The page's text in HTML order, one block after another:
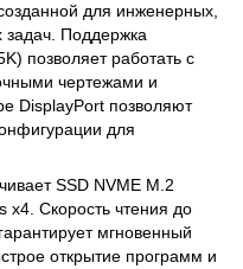
для инженерных,
задач. Поддержка
позволяет работать с
чертежами и
DisplayPort позволяют
для
SSD NVME M.2
Скорость чтения до
мгновенный
открытие программ и